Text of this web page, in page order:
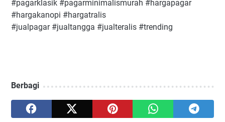
#pagarklasik #pagarminimalismurah #hargapagar
#hargakanopi #hargatralis
#jualpagar #jualtangga #jualteralis #trending
Berbagi